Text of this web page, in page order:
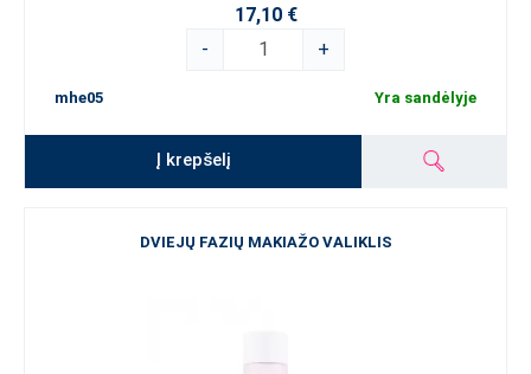
17,10 €
-
+
mhe05 Yra sandėlyje
Į krepšelį
DVIEJŲ FAZIŲ MAKIAŽO VALIKLIS